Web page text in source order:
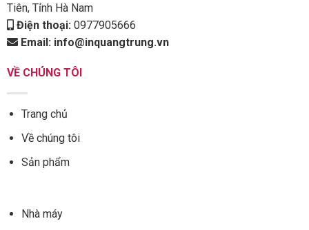
Tiên, Tỉnh Hà Nam
Điện thoại: 0977905666
Email: info@inquangtrung.vn
VỀ CHÚNG TÔI
Trang chủ
Về chúng tôi
Sản phẩm
Nhà máy